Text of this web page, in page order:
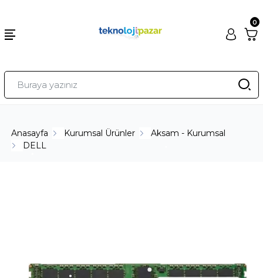
0
Anasayfa Kurumsal Ürünler
Aksam - Kurumsal
DELL